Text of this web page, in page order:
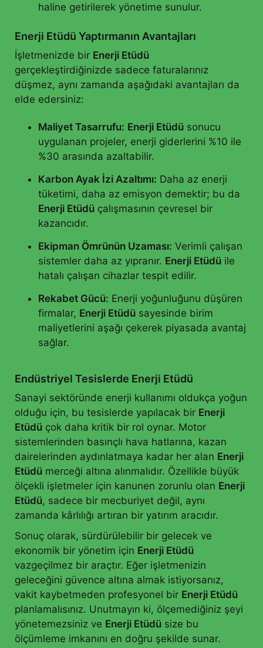
haline getirilerek yönetime sunulur.
Enerji Etüdü Yaptırmanın Avantajları
İşletmenizde bir Enerji Etüdü
gerçekleştirdiğinizde sadece faturalarınız
düşmez, aynı zamanda aşağıdaki avantajları da
elde edersiniz:
Maliyet Tasarrufu: Enerji Etüdü sonucu
uygulanan projeler, enerji giderlerini %10 ile
%30 arasında azaltabilir.
Karbon Ayak İzi Azaltımı: Daha az enerji
tüketimi, daha az emisyon demektir; bu da
Enerji Etüdü çalışmasının çevresel bir
kazancıdır.
Ekipman Ömrünün Uzaması: Verimli çalışan
sistemler daha az yıpranır. Enerji Etüdü ile
hatalı çalışan cihazlar tespit edilir.
Rekabet Gücü: Enerji yoğunluğunu düşüren
firmalar, Enerji Etüdü sayesinde birim
maliyetlerini aşağı çekerek piyasada avantaj
sağlar.
Endüstriyel Tesislerde Enerji Etüdü
Sanayi sektöründe enerji kullanımı oldukça yoğun
olduğu için, bu tesislerde yapılacak bir Enerji
Etüdü çok daha kritik bir rol oynar. Motor
sistemlerinden basınçlı hava hatlarına, kazan
dairelerinden aydınlatmaya kadar her alan Enerji
Etüdü merceği altına alınmalıdır. Özellikle büyük
ölçekli işletmeler için kanunen zorunlu olan Enerji
Etüdü, sadece bir mecburiyet değil, aynı
zamanda kârlılığı artıran bir yatırım aracıdır.
Sonuç olarak, sürdürülebilir bir gelecek ve
ekonomik bir yönetim için Enerji Etüdü
vazgeçilmez bir araçtır. Eğer işletmenizin
geleceğini güvence altına almak istiyorsanız,
vakit kaybetmeden profesyonel bir Enerji Etüdü
planlamalısınız. Unutmayın ki, ölçemediğiniz şeyi
yönetemezsiniz ve Enerji Etüdü size bu
ölçümleme imkanını en doğru şekilde sunar.